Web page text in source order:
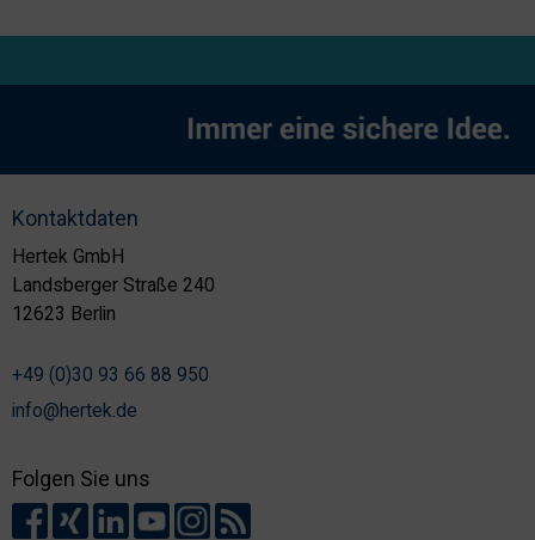
Kontaktdaten
Hertek GmbH
Landsberger Straße 240
12623 Berlin
+49 (0)30 93 66 88 950
info@hertek.de
Folgen Sie uns